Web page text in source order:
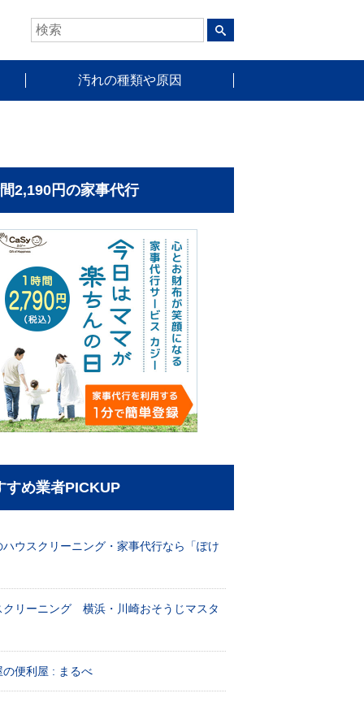
汚れの種類や原因
2,190円の家事代行
すめ業者PICKUP
ハウスクリーニング・家事代行なら「ぽけ
クリーニング 横浜・川崎おそうじマスタ
の便利屋 : まるべ